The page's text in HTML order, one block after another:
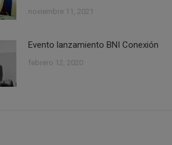
noviembre 11, 2021
Evento lanzamiento BNI Conexión
febrero 12, 2020